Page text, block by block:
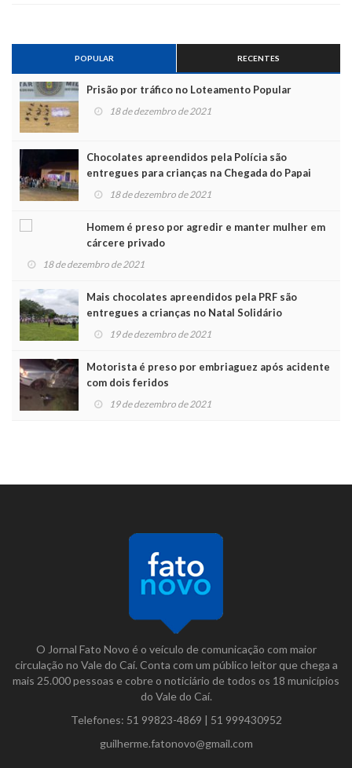
POPULAR RECENTES
Prisão por tráfico no Loteamento Popular
18 de dezembro de 2021
Chocolates apreendidos pela Polícia são
entregues para crianças na Chegada do Papai
Noel 18 de dezembro de 2021
Homem é preso por agredir e manter mulher em
cárcere privado
18 de dezembro de 2021
Mais chocolates apreendidos pela PRF são
entregues a crianças no Natal Solidário
19 de dezembro de 2021
Motorista é preso por embriaguez após acidente
com dois feridos
19 de dezembro de 2021
O Jornal Fato Novo é o veículo de comunicação com maior
circulação no Vale do Caí. Conta com um público leitor que chega a
mais 25.000 pessoas e cobre o noticiário de todos os 18 municípios
do Vale do Caí.
Telefones: 51 99823-4869 | 51 999430952
guilherme.fatonovo@gmail.com